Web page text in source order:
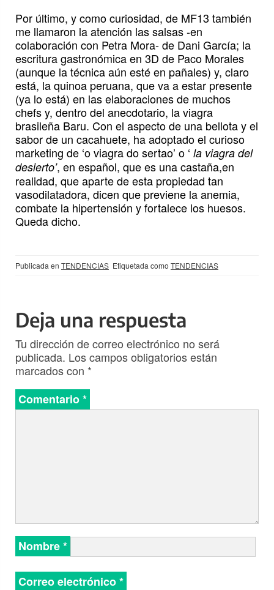
Por último, y como curiosidad, de MF13 también
me llamaron la atención las salsas -en
colaboración con Petra Mora- de Dani García; la
escritura gastronómica en 3D de Paco Morales
(aunque la técnica aún esté en pañales) y, claro
está, la quinoa peruana, que va a estar presente
(ya lo está) en las elaboraciones de muchos
chefs y, dentro del anecdotario, la viagra
brasileña Baru. Con el aspecto de una bellota y el
sabor de un cacahuete, ha adoptado el curioso
marketing de ‘o viagra do sertao’ o ‘ la viagra del
desierto’, en español, que es una castaña,en
realidad, que aparte de esta propiedad tan
vasodilatadora, dicen que previene la anemia,
combate la hipertensión y fortalece los huesos.
Queda dicho.
Publicada en TENDENCIAS Etiquetada como TENDENCIAS
Deja una respuesta
Tu dirección de correo electrónico no será
publicada. Los campos obligatorios están
marcados con *
Comentario*
Nombre*
Correo electrónico*